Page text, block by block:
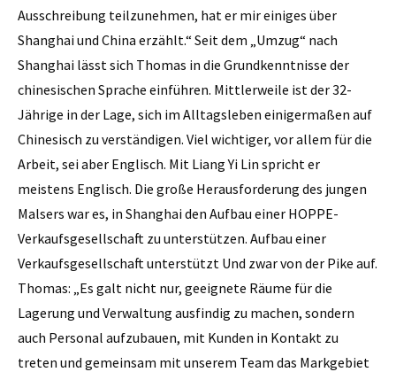
Ausschreibung teilzunehmen, hat er mir einiges über
Shanghai und China erzählt.“ Seit dem „Umzug“ nach
Shanghai lässt sich Thomas in die Grundkenntnisse der
chinesischen ­Sprache einführen. Mittlerweile ist der 32-
Jährige in der Lage, sich im Alltagsleben einigermaßen auf
Chinesisch zu verständigen. Viel wichtiger, vor allem für die
Arbeit, sei aber Englisch. Mit Liang Yi Lin spricht er
meistens Englisch. Die große Herausforderung des jungen
Malsers war es, in Shanghai den Aufbau einer HOPPE-
Verkaufsgesellschaft zu unterstützen. Aufbau einer
Verkaufsgesellschaft unterstützt Und zwar von der Pike auf.
Thomas: „Es galt nicht nur, geeignete Räume für die
Lagerung und Verwaltung ausfindig zu machen, sondern
auch Personal aufzubauen, mit Kunden in Kontakt zu
treten und gemeinsam mit unserem Team das Markgebiet